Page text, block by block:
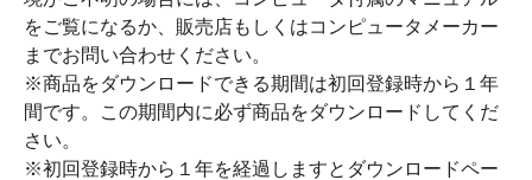
をご覧になるか、販売店もしくはコンピュータメーカー
までお問い合わせください。
※商品をダウンロードできる期間は初回登録時から１年
間です。この期間内に必ず商品をダウンロードしてくだ
さい。
※初回登録時から１年を経過しますとダウンロードペー